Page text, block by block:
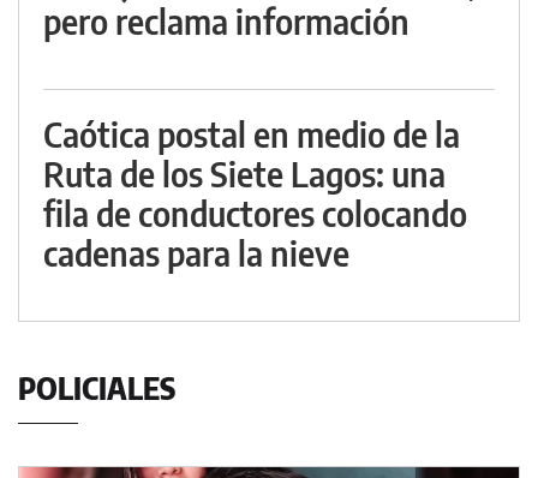
pero reclama información
Caótica postal en medio de la
Ruta de los Siete Lagos: una
fila de conductores colocando
cadenas para la nieve
POLICIALES